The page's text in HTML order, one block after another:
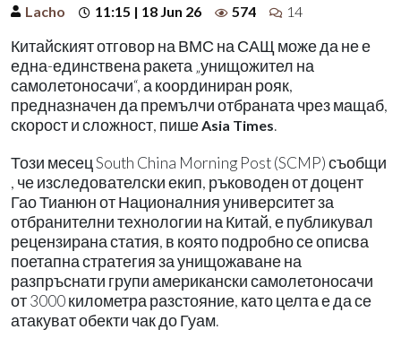
Lacho 11:15 | 18 Jun 26 574 14
Китайският отговор на ВМС на САЩ може да не е
една-единствена ракета „унищожител на
самолетоносачи“, а координиран рояк,
предназначен да премълчи отбраната чрез мащаб,
скорост и сложност, пише Asia Times.
Този месец South China Morning Post (SCMP) съобщи
, че изследователски екип, ръководен от доцент
Гао Тианюн от Националния университет за
отбранителни технологии на Китай, е публикувал
рецензирана статия, в която подробно се описва
поетапна стратегия за унищожаване на
разпръснати групи американски самолетоносачи
от 3000 километра разстояние, като целта е да се
атакуват обекти чак до Гуам.